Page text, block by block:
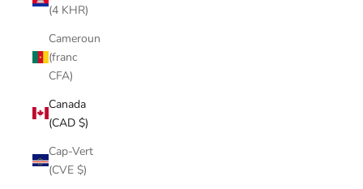
(4 KHR)
Cameroun
(franc
CFA)
Canada
(CAD $)
Cap-Vert
(CVE $)